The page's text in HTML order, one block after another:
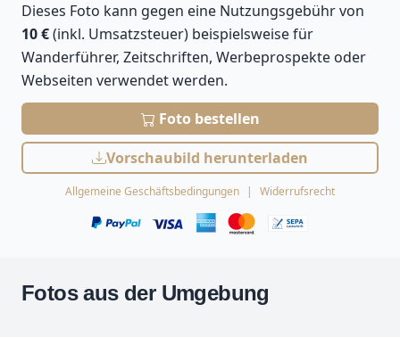
Dieses Foto kann gegen eine Nutzungsgebühr von
10 €(inkl. Umsatzsteuer) beispielsweise für
Wanderführer, Zeitschriften, Werbeprospekte oder
Webseiten verwendet werden.
Foto bestellen
Vorschaubild herunterladen
Allgemeine Geschäftsbedingungen Widerrufsrecht
Fotos aus der Umgebung